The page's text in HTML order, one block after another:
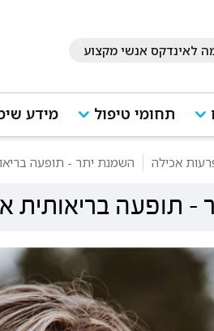
לאינדקס אנשי מקצוע
תחומי טיפול מידע
אכילה השמנת יתר - תופעה
- תופעה בריאותית